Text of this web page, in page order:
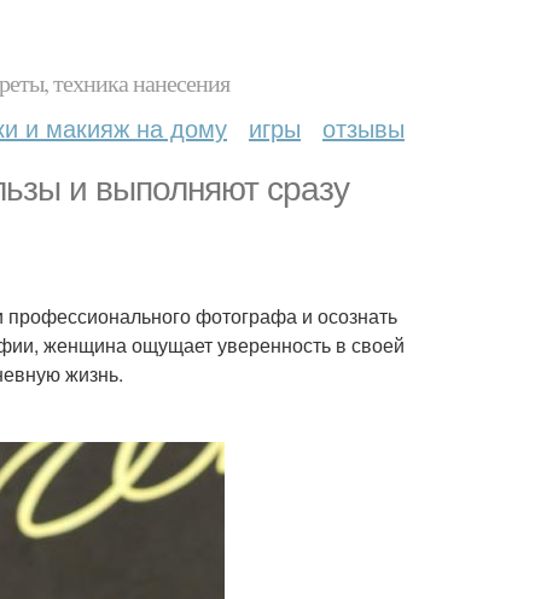
техника нанесения
и макияж на дому игры отзывы
и выполняют сразу
фотографа и осознать
женщина ощущает уверенность в своей
жизнь.